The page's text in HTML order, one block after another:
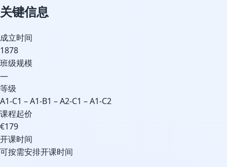
关键信息
成立时间
1878
班级规模
—
等级
A1-C1 – A1-B1 – A2-C1 – A1-C2
课程起价
€179
开课时间
可按需安排开课时间